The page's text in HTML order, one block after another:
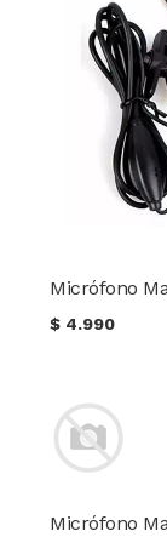
$ 4.990